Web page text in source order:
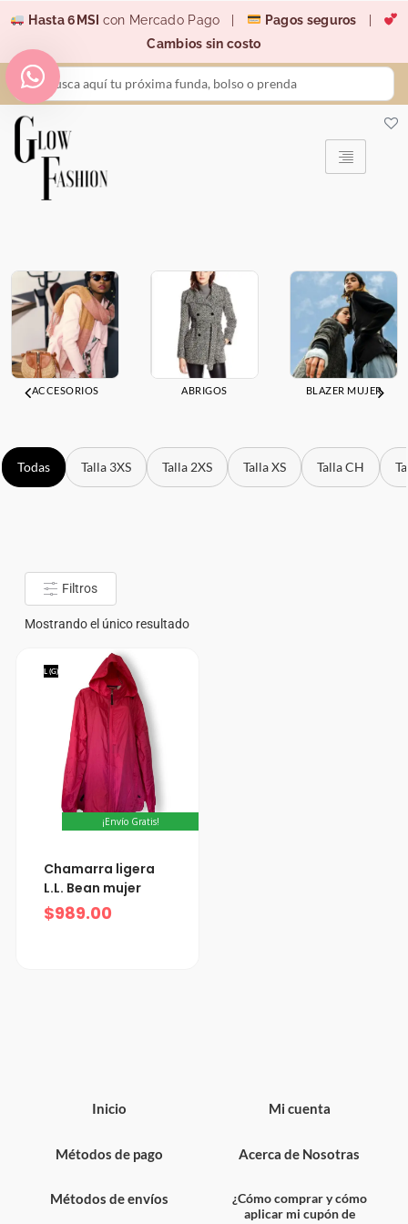
contenido
Hasta 6MSI con Mercado Pago | Pagos seguros
Cambios sin costo
Search
...
ACCESORIOS ABRIGOS BLAZER MUJER
Todas Talla 3XS Talla 2XS Talla XS Talla CH
Filtros
Mostrando el único resultado
L (G)
¡Envío Gratis!
Chamarra ligera
L.L. Bean mujer
$989.00
Inicio
Métodos de pago
Métodos de envíos
Mi cuenta
Acerca de Nosotras
¿Cómo comprar y cómo
aplicar mi cupón de